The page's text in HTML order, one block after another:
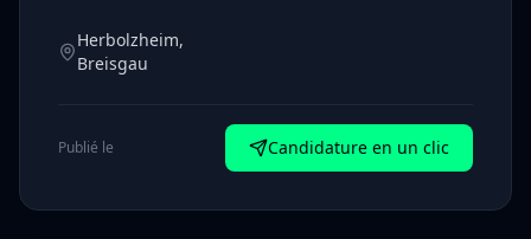
Herbolzheim,
Breisgau
Publié le Candidature en un clic